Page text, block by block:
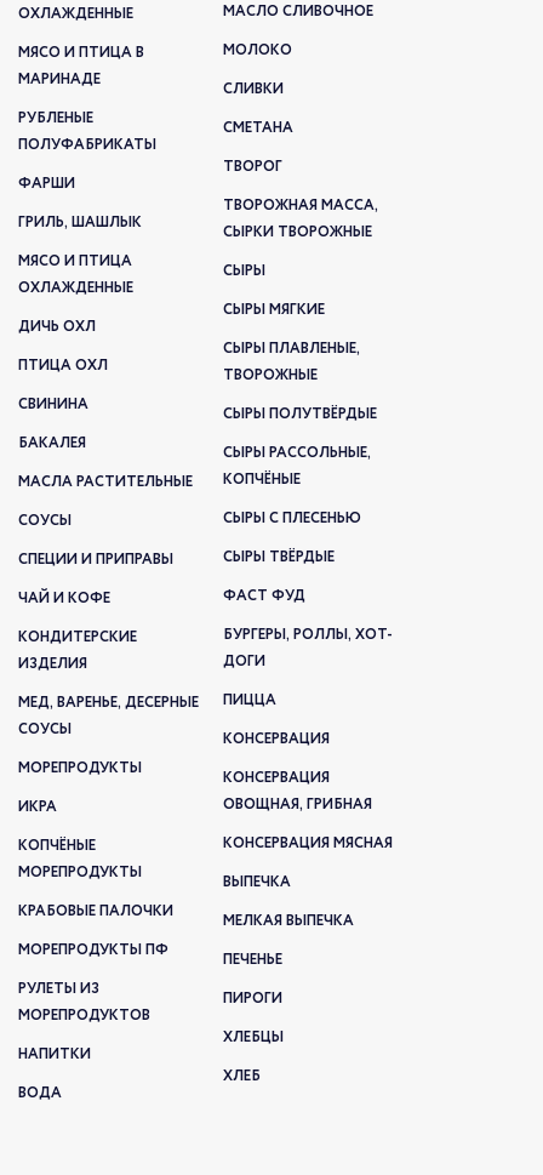
ОХЛАЖДЕННЫЕ
МЯСО И ПТИЦА В
МАРИНАДЕ
РУБЛЕНЫЕ
ПОЛУФАБРИКАТЫ
ФАРШИ
ГРИЛЬ, ШАШЛЫК
МЯСО И ПТИЦА
ОХЛАЖДЕННЫЕ
ДИЧЬ ОХЛ
ПТИЦА ОХЛ
СВИНИНА
БАКАЛЕЯ
МАСЛА РАСТИТЕЛЬНЫЕ
СОУСЫ
СПЕЦИИ И ПРИПРАВЫ
ЧАЙ И КОФЕ
КОНДИТЕРСКИЕ
ИЗДЕЛИЯ
МЕД, ВАРЕНЬЕ, ДЕСЕРНЫЕ
СОУСЫ
МОРЕПРОДУКТЫ
ИКРА
КОПЧЁНЫЕ
МОРЕПРОДУКТЫ
КРАБОВЫЕ ПАЛОЧКИ
МОРЕПРОДУКТЫ ПФ
РУЛЕТЫ ИЗ
МОРЕПРОДУКТОВ
НАПИТКИ
ВОДА
МАСЛО СЛИВОЧНОЕ
МОЛОКО
СЛИВКИ
СМЕТАНА
ТВОРОГ
ТВОРОЖНАЯ МАССА,
СЫРКИ ТВОРОЖНЫЕ
СЫРЫ
СЫРЫ МЯГКИЕ
СЫРЫ ПЛАВЛЕНЫЕ,
ТВОРОЖНЫЕ
СЫРЫ ПОЛУТВЁРДЫЕ
СЫРЫ РАССОЛЬНЫЕ,
КОПЧЁНЫЕ
СЫРЫ С ПЛЕСЕНЬЮ
СЫРЫ ТВЁРДЫЕ
ФАСТ ФУД
БУРГЕРЫ, РОЛЛЫ, ХОТ-
ДОГИ
ПИЦЦА
КОНСЕРВАЦИЯ
КОНСЕРВАЦИЯ
ОВОЩНАЯ, ГРИБНАЯ
КОНСЕРВАЦИЯ МЯСНАЯ
ВЫПЕЧКА
МЕЛКАЯ ВЫПЕЧКА
ПЕЧЕНЬЕ
ПИРОГИ
ХЛЕБЦЫ
ХЛЕБ